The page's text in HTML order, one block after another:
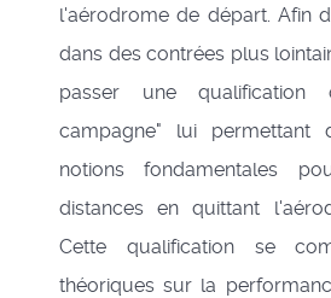
l'aérodrome de départ. Afin
dans des contrées plus
passer une qualification
campagne" lui permettant
notions fondamentales
distances en quittant
Cette qualification se
théoriques sur la